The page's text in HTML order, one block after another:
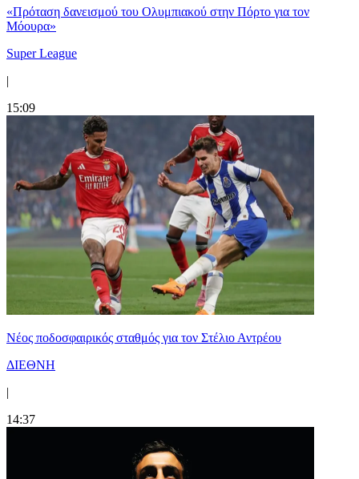
«Πρόταση δανεισμού του Ολυμπιακού στην Πόρτο για τον
Μόουρα»
Super League
|
15:09
Νέος ποδοσφαιρικός σταθμός για τον Στέλιο Αντρέου
ΔΙΕΘΝΗ
|
14:37